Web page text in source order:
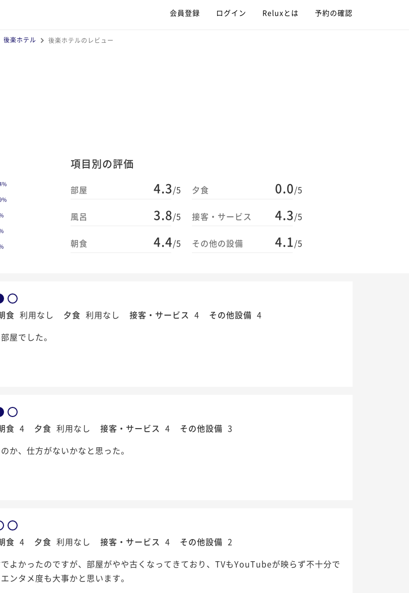
会員登録 ログイン Reluxとは 予約の確認
後楽ホテル 後楽ホテルのレビュー
%
%
項目別の評価
部屋 4.3/5
風呂 3.8/5
朝食 4.4/5
夕食 0.0/5
接客・サービス 4.3/5
その他の設備 4.1/5
食 利用なし 夕食 利用なし 接客・サービス 4 その他設備 4
屋でした。
食 4 夕食 利用なし 接客・サービス 4 その他設備 3
か、仕方がないかなと思った。
食 4 夕食 利用なし 接客・サービス 4 その他設備 2
よかったのですが、部屋がやや古くなってきており、TVもYouTubeが映らず不十分で
ンタメ度も大事かと思います。